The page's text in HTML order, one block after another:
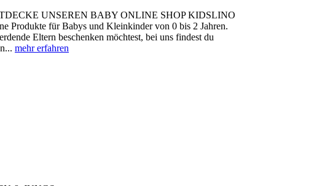
UNSEREN BABY ONLINE SHOP KIDSLINO
Produkte für Babys und Kleinkinder von 0 bis 2 Jahren.
Eltern beschenken möchtest, bei uns findest du
mehr erfahren